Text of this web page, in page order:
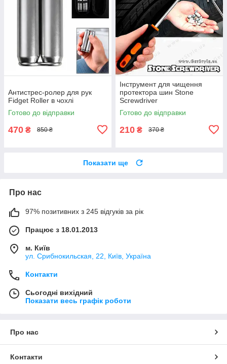
Антистрес-ролер для рук
Fidget Roller в чохлі
Готово до відправки
470 ₴ 850 ₴
Інструмент для чищення
протектора шин Stone
Screwdriver
Готово до відправки
210 ₴ 370 ₴
Показати ще
Про нас
97% позитивних з 245 відгуків за рік
Працює з 18.01.2013
м. Київ
ул. Срибнокильская, 22, Київ, Україна
Контакти
Сьогодні вихідний
Показати весь графік роботи
Про нас
Контакти